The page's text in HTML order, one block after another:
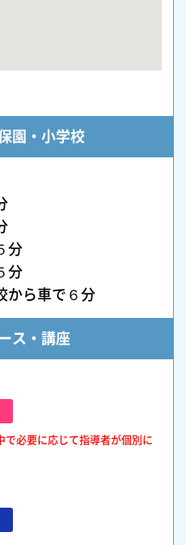
園・小学校
分
分
から車で６分
ス・講座
必要に応じて指導者が個別に